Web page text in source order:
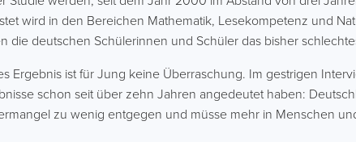
wird in den Bereichen Mathematik, Lesekompetenz und
die deutschen Schülerinnen und Schüler das bisher
Ergebnis ist für Jung keine Überraschung. Im gestrigen
schon seit über zehn Jahren angedeutet haben:
zu wenig entgegen und müsse mehr in Menschen